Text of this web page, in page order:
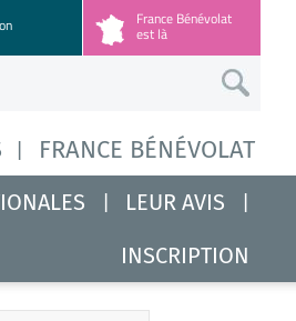
FRANCE BÉNÉVOLAT
France Bénévolat
est là
LEUR AVIS
INSCRIPTION